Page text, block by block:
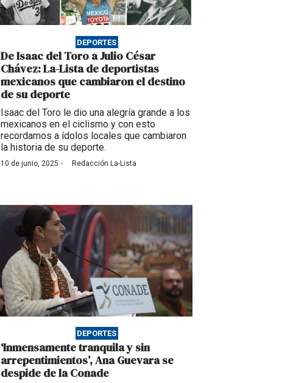
DEPORTES
De Isaac del Toro a Julio César
Chávez: La-Lista de deportistas
mexicanos que cambiaron el destino
de su deporte
Isaac del Toro le dio una alegría grande a los
mexicanos en el ciclismo y con esto
recordamos a ídolos locales que cambiaron
la historia de su deporte.
10 de junio, 2025 · Redacción La-Lista
DEPORTES
‘Inmensamente tranquila y sin
arrepentimientos’, Ana Guevara se
despide de la Conade